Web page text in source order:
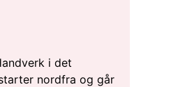
i det
nordfra og går